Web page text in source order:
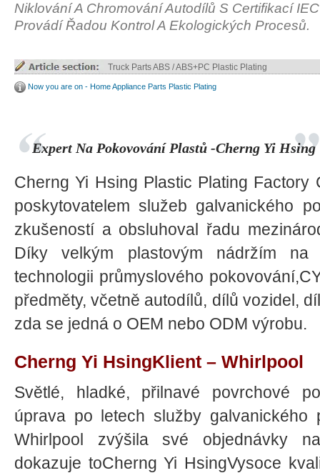
Niklování A Chromování Autodílů S Certifikací
Provádí Řadou Kontrol A Ekologických Procesů.
Truck Parts ABS / ABS+PC Plastic Plating
Now you are on - Home Appliance Parts Plastic Plating
Expert Na Pokovování Plastů -Cherng Yi Hsing
Cherng Yi Hsing Plastic Plating Factory
poskytovatelem služeb galvanického
zkušeností a obsluhoval řadu
Díky velkým plastovým nádržím na
technologii průmyslového
předměty, včetně autodílů, dílů vozidel,
zda se jedná o OEM nebo ODM výrobu.
Cherng Yi HsingKlient – ​​Whirlpool
Světlé, hladké, přilnavé povrchové
úprava po letech služby galvanického
Whirlpool zvýšila své objednávky
dokazuje toCherng Yi HsingVysoce